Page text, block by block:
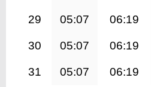
29 05:07 06:19
30 05:07 06:19
31 05:07 06:19